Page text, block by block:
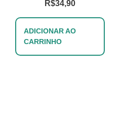
R$34,90
ADICIONAR AO
CARRINHO